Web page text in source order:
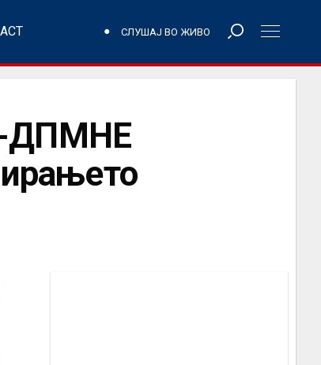
СЛУШАЈ ВО ЖИВО
ДПМНЕ